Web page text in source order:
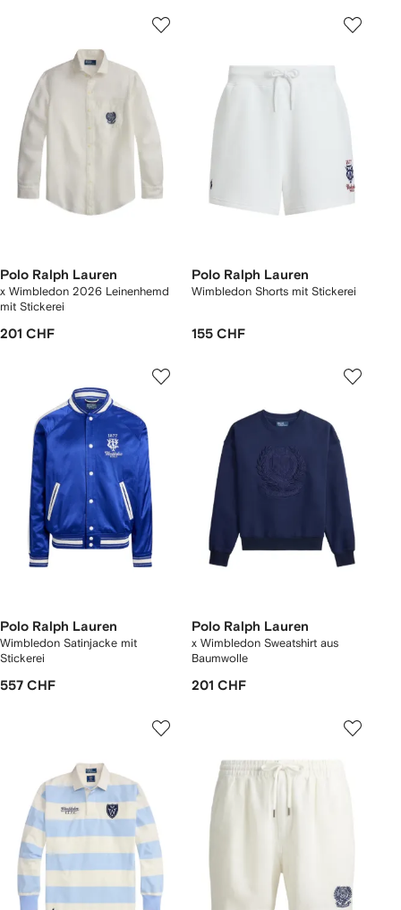
Polo Ralph Lauren
x Wimbledon 2026 Leinenhemd
mit Stickerei
201 CHF
Polo Ralph Lauren
Wimbledon Shorts mit Stickerei
155 CHF
Polo Ralph Lauren
Wimbledon Satinjacke mit
Stickerei
557 CHF
Polo Ralph Lauren
x Wimbledon Sweatshirt aus
Baumwolle
201 CHF